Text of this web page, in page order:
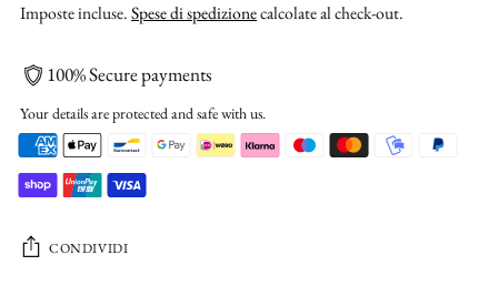
Imposte incluse.Spese di spedizionecalcolate al check-out.
100% Secure payments
Your details are protected and safe with us.
CONDIVIDI